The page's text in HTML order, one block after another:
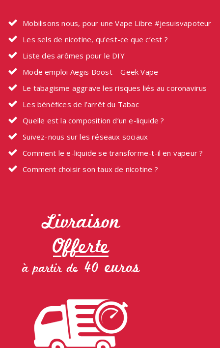
Mobilisons nous, pour une Vape Libre #jesuisvapoteur
Les sels de nicotine, qu’est-ce que c’est ?
Liste des arômes pour le DIY
Mode emploi Aegis Boost – Geek Vape
Le tabagisme aggrave les risques liés au coronavirus
Les bénéfices de l’arrêt du Tabac
Quelle est la composition d’un e-liquide ?
Suivez-nous sur les réseaux sociaux
Comment le e-liquide se transforme-t-il en vapeur ?
Comment choisir son taux de nicotine ?